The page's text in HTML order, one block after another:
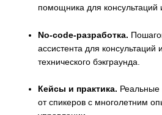
помощника для консультаций
No-code-разработка.
ассистента для
технического бэкграунда.
Кейсы и практика.
от спикеров с многолетним